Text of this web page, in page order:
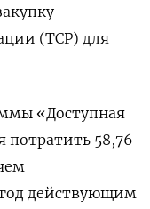
(ТСР) для
«Доступная
потратить 58,76
действующим